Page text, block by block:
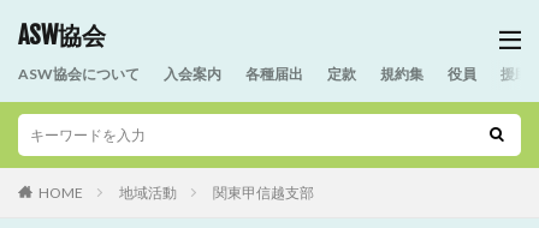
ASW協会
ASW協会について 入会案内 各種届出 定款 規約集 役員 援助
HOME 地域活動 関東甲信越支部